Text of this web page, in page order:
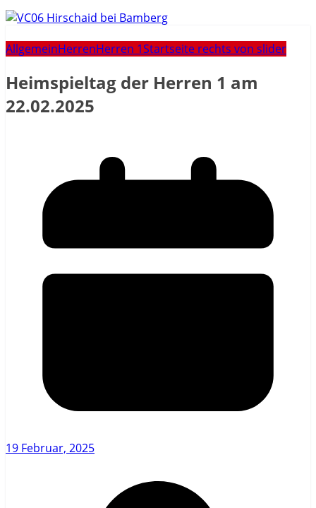
AllgemeinHerrenHerren 1Startseite rechts von slider
Heimspieltag der Herren 1 am
22.02.2025
19 Februar, 2025